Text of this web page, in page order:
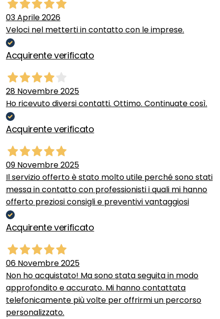
03 Aprile 2026
Veloci nel metterti in contatto con le imprese.
Acquirente verificato
28 Novembre 2025
Ho ricevuto diversi contatti. Ottimo. Continuate così.
Acquirente verificato
09 Novembre 2025
Il servizio offerto è stato molto utile perché sono stati
messa in contatto con professionisti i quali mi hanno
offerto preziosi consigli e preventivi vantaggiosi
Acquirente verificato
06 Novembre 2025
Non ho acquistato! Ma sono stata seguita in modo
approfondito e accurato. Mi hanno contattata
telefonicamente più volte per offrirmi un percorso
personalizzato.